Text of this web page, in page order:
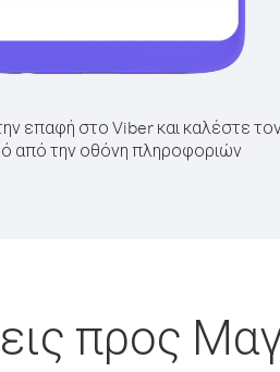
επαφή στο Viber και καλέστε
από την οθόνη πληροφοριών
προς